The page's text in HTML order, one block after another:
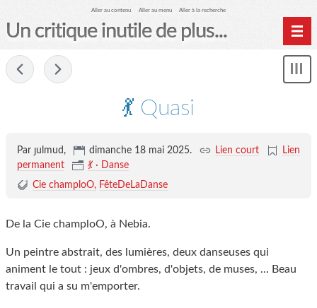
Aller au contenu Aller au menu Aller à la recherche
Un critique inutile de plus...
💃 Quasi
Par ȷulmud, dimanche 18 mai 2025. Lien court
Lien
permanent
💃 · Danse
Cie champloO
FêteDeLaDanse
De la Cie champloO, à Nebia.
Un peintre abstrait, des lumières, deux danseuses qui
animent le tout : jeux d'ombres, d'objets, de muses, ... Beau
travail qui a su m'emporter.